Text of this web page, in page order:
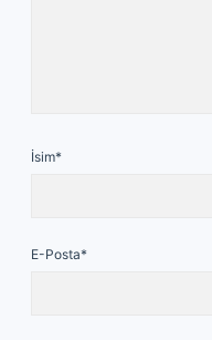
İsim*
E-Posta*